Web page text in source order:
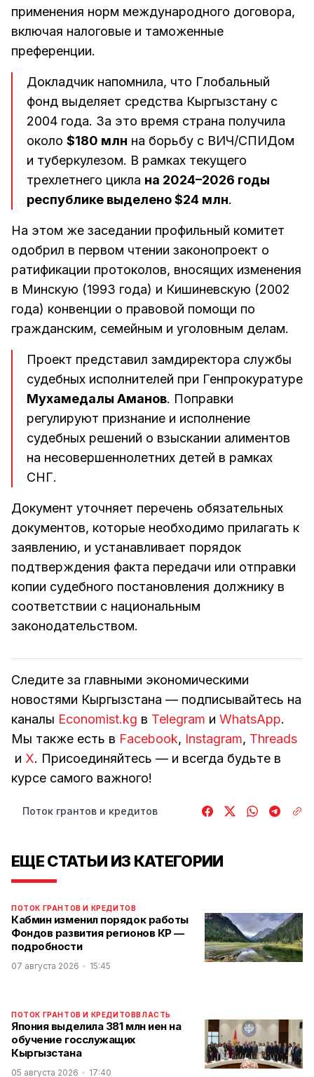
применения норм международного договора,
включая налоговые и таможенные
преференции.
Докладчик напомнила, что Глобальный
фонд выделяет средства Кыргызстану с
2004 года. За это время страна получила
около $180 млн на борьбу с ВИЧ/СПИДом
и туберкулезом. В рамках текущего
трехлетнего цикла на 2024–2026 годы
республике выделено $24 млн.
На этом же заседании профильный комитет
одобрил в первом чтении законопроект о
ратификации протоколов, вносящих изменения
в Минскую (1993 года) и Кишиневскую (2002
года) конвенции о правовой помощи по
гражданским, семейным и уголовным делам.
Проект представил замдиректора службы
судебных исполнителей при Генпрокуратуре
Мухамедалы Аманов. Поправки
регулируют признание и исполнение
судебных решений о взыскании алиментов
на несовершеннолетних детей в рамках
СНГ.
Документ уточняет перечень обязательных
документов, которые необходимо прилагать к
заявлению, и устанавливает порядок
подтверждения факта передачи или отправки
копии судебного постановления должнику в
соответствии с национальным
законодательством.
Следите за главными экономическими
новостями Кыргызстана — подписывайтесь на
каналы Economist.kg в Telegram и WhatsApp.
Мы также есть в Facebook, Instagram, Threads
и Х. Присоединяйтесь — и всегда будьте в
курсе самого важного!
Поток грантов и кредитов
ЕЩЕ СТАТЬИ ИЗ КАТЕГОРИИ
ПОТОК ГРАНТОВ И КРЕДИТОВ
Кабмин изменил порядок работы
Фондов развития регионов КР —
подробности
07 августа 2026 15:45
ПОТОК ГРАНТОВ И КРЕДИТОВВЛАСТЬ
Япония выделила 381 млн иен на
обучение госслужащих
Кыргызстана
05 августа 2026 17:40